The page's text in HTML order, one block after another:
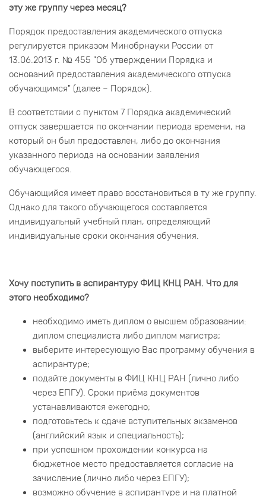
эту же группу через месяц?
Порядок предоставления академического отпуска
регулируется приказом Минобрнауки России от
13.06.2013 г. № 455 "Об утверждении Порядка и
оснований предоставления академического отпуска
обучающимся" (далее – Порядок).
В соответствии с пунктом 7 Порядка академический
отпуск завершается по окончании периода времени, на
который он был предоставлен, либо до окончания
указанного периода на основании заявления
обучающегося.
Обучающийся имеет право восстановиться в ту же группу.
Однако для такого обучающегося составляется
индивидуальный учебный план, определяющий
индивидуальные сроки окончания обучения.
Хочу поступить в аспирантуру ФИЦ КНЦ РАН. Что для
этого необходимо?
необходимо иметь диплом о высшем образовании:
диплом специалиста либо диплом магистра;
выберите интересующую Вас программу обучения в
аспирантуре;
подайте документы в ФИЦ КНЦ РАН (лично либо
через ЕПГУ). Сроки приёма документов
устанавливаются ежегодно;
подготовьтесь к сдаче вступительных экзаменов
(английский язык и специальность);
при успешном прохождении конкурса на
бюджетное место предоставляется согласие на
зачисление (лично либо через ЕПГУ);
возможно обучение в аспирантуре и на платной